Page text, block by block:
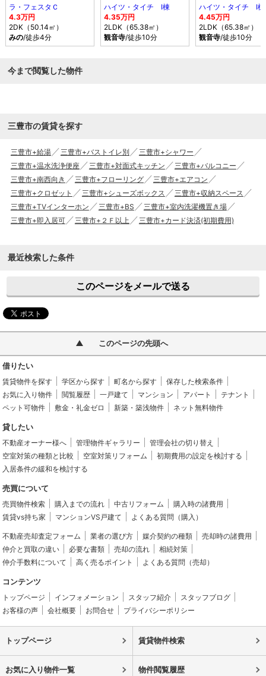
ラ・フェスタＣ
4.3万円
2DK（50.14㎡）
みの/徒歩4分
ハイツ・タイチ Ⅰ棟
4.35万円
2LDK（65.38㎡）
観音寺/徒歩10分
ハイツ・タイチ Ⅰ棟
4.45万円
2LDK（65.38㎡）
観音寺/徒歩10分
今まで閲覧した物件
三豊市の賃貸を探す
三豊市+給湯 三豊市+バストイレ別
三豊市+シャワー
三豊市+温水洗浄便座
三豊市+対面式キッチン
三豊市+バルコニー
三豊市+南西向き
三豊市+フローリング
三豊市+エアコン
三豊市+クロゼット
三豊市+シューズボックス
三豊市+収納スペース
三豊市+TVインターホン
三豊市+BS
三豊市+室内洗濯機置き場
三豊市+即入居可
三豊市+２Ｆ以上 三豊市+カード決済(初期費用)
最近検索した条件
このページをメールで送る
このページの先頭へ
借りたい
賃貸物件を探す 学区から探す 町名から探す
保存した検索条件
お気に入り物件
閲覧履歴 一戸建て マンション アパート
テナント
ペット可物件
敷金・礼金ゼロ 新築・築浅物件 ネット無料物件
貸したい
不動産オーナー様へ 管理物件ギャラリー
管理会社の切り替え
空室対策の種類と比較
空室対策リフォーム
初期費用の設定を検討する
入居条件の緩和を検討する
売買について
売買物件検索 購入までの流れ 中古リフォーム
購入時の諸費用
賃貸vs持ち家
マンションVS戸建て よくある質問（購入）
不動産売却査定フォーム 業者の選び方 媒介契約の種類
売却時の諸費用
仲介と買取の違い
必要な書類 売却の流れ
相続対策
仲介手数料について
高く売るポイント よくある質問（売却）
コンテンツ
トップページ インフォメーション スタッフ紹介
スタッフブログ
お客様の声
会社概要 お問合せ プライバシーポリシー
トップページ 賃貸物件検索
お気に入り物件一覧 物件閲覧履歴